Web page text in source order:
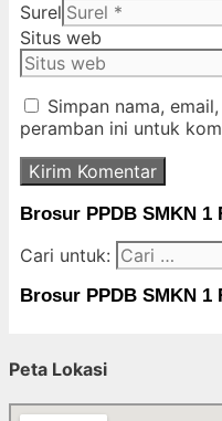
Surel
Situs web
Simpan nama,
peramban ini untuk
Brosur PPDB SMKN 1
Cari untuk:
Brosur PPDB SMKN 1
Peta Lokasi